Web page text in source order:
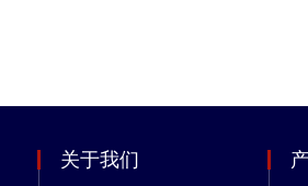
关于我们